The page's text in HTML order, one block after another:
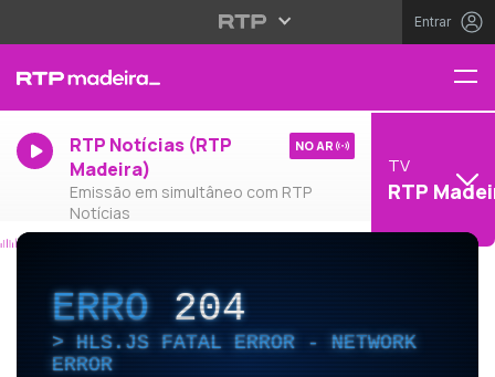
Entrar
RTP Notícias (RTP
Madeira)
Emissão em simultâneo com RTP
Notícias
NO AR
TV
RTP
ERRO204
HLS.JS FATAL ERROR - NETWORK
ERROR